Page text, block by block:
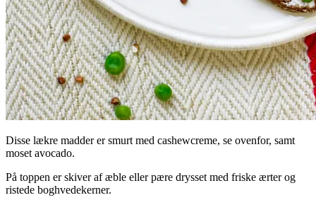
Disse lækre madder er smurt med cashewcreme, se ovenfor, samt
moset avocado.
På toppen er skiver af æble eller pære drysset med friske ærter og
ristede boghvedekerner.